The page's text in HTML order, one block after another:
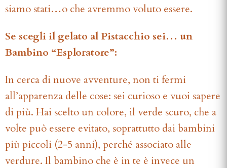
siamo stati…o che avremmo voluto essere.
Se scegli il gelato al Pistacchio sei… un
Bambino “Esploratore”:
In cerca di nuove avventure, non ti fermi
all’apparenza delle cose: sei curioso e vuoi sapere
di più. Hai scelto un colore, il verde scuro, che a
volte può essere evitato, soprattutto dai bambini
più piccoli (2-5 anni), perché associato alle
verdure. Il bambino che è in te è invece un